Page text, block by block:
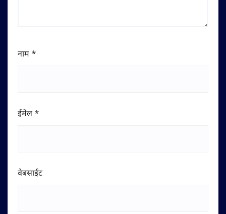
नाम *
ईमेल *
वेबसाईट